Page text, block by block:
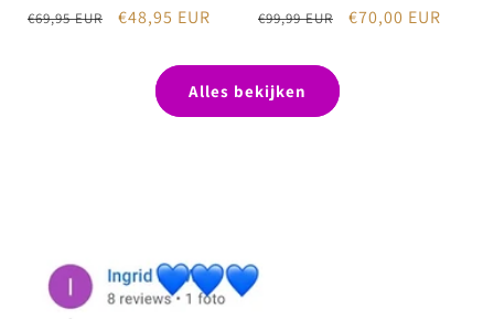
Normale
€69,95 EUR Aanbiedingsprijs
€48,95 EUR
Normale
€99,99 EUR Aanbiedingsprijs
€70,00 EUR
Alles bekijken